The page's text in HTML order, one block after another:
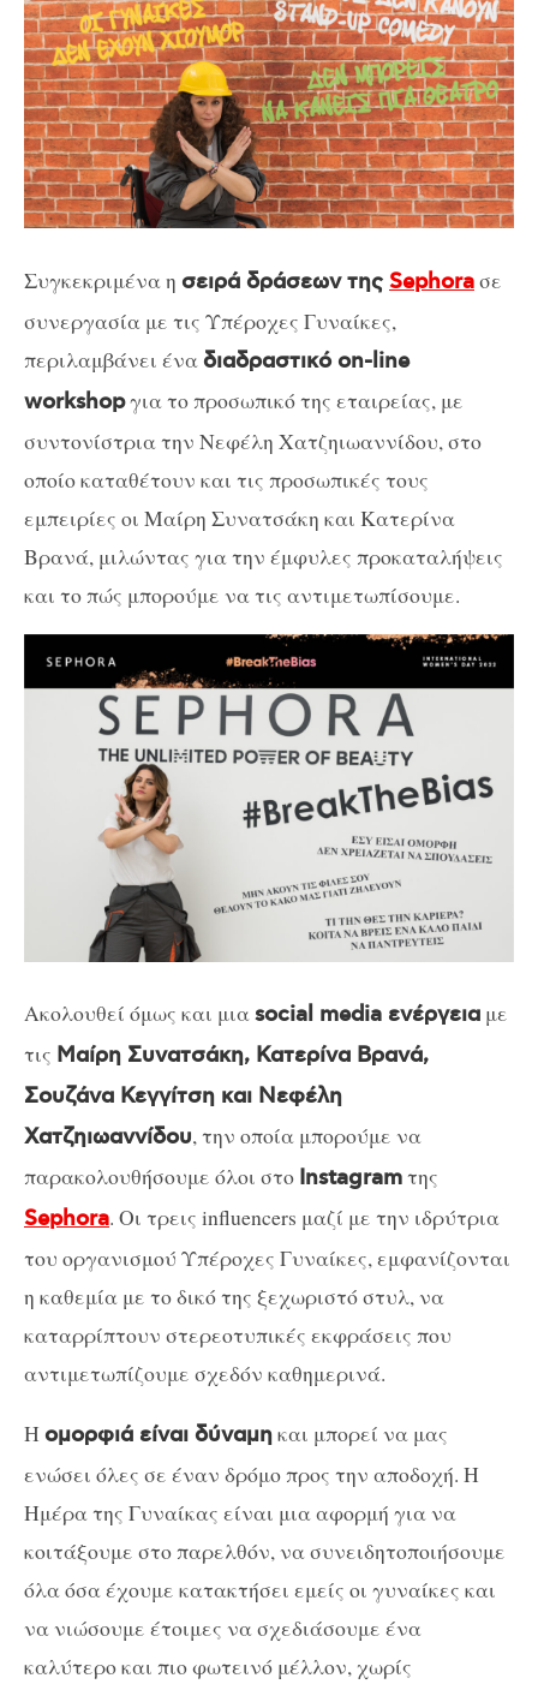
Συγκεκριμένα η σειρά δράσεων της Sephoraσε
συνεργασία με τις Υπέροχες Γυναίκες,
περιλαμβάνει έναδιαδραστικό on-line
workshopγια το προσωπικό της εταιρείας, με
συντονίστρια την Νεφέλη Χατζηιωαννίδου, στο
οποίο καταθέτουν και τις προσωπικές τους
εμπειρίες οι Μαίρη Συνατσάκη και Κατερίνα
Βρανά, μιλώντας για την έμφυλες προκαταλήψεις
και το πώς μπορούμε να τις αντιμετωπίσουμε.
Ακολουθεί όμως και μιαsocial media ενέργεια με
τις Μαίρη Συνατσάκη, Κατερίνα Βρανά,
Σουζάνα Κεγγίτση και Νεφέλη
Χατζηιωαννίδου, την οποία μπορούμε να
παρακολουθήσουμε όλοι στο Instagramτης
Sephora. Οι τρεις influencers μαζί με την ιδρύτρια
του οργανισμού Υπέροχες Γυναίκες, εμφανίζονται
η καθεμία με το δικό της ξεχωριστό στυλ, να
καταρρίπτουν στερεοτυπικές εκφράσεις που
αντιμετωπίζουμε σχεδόν καθημερινά.
Η ομορφιά είναι δύναμηκαι μπορεί να μας
ενώσει όλες σε έναν δρόμο προς την αποδοχή. Η
Ημέρα της Γυναίκας είναι μια αφορμή για να
κοιτάξουμε στο παρελθόν, να συνειδητοποιήσουμε
όλα όσα έχουμε κατακτήσει εμείς οι γυναίκες και
να νιώσουμε έτοιμες να σχεδιάσουμε ένα
καλύτερο και πιο φωτεινό μέλλον, χωρίς